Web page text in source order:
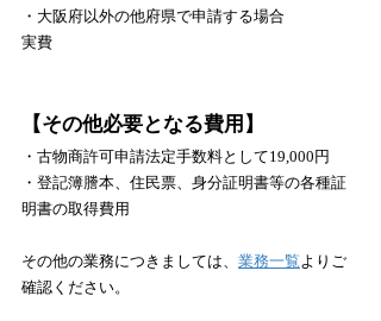
・大阪府以外の他府県で申請する場合
実費
【その他必要となる費用】
・古物商許可申請法定手数料として19,000円
・登記簿謄本、住民票、身分証明書等の各種証
明書の取得費用
​その他の業務につきましては、 業務一覧よりご
確認ください。